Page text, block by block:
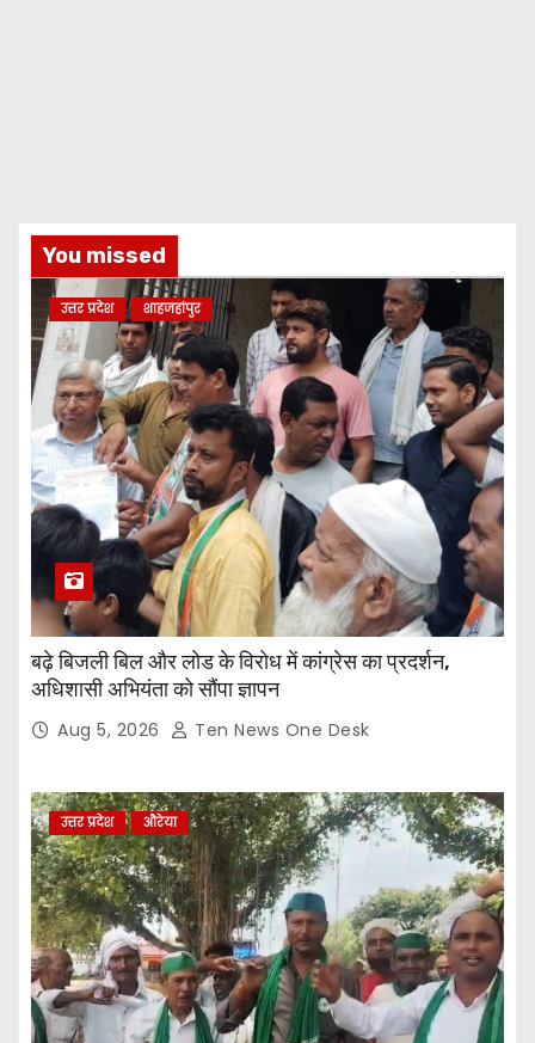
You missed
उत्तर प्रदेश शाहजहांपुर
बढ़े बिजली बिल और लोड के विरोध में कांग्रेस का प्रदर्शन,
अधिशासी अभियंता को सौंपा ज्ञापन
Aug 5, 2026 Ten News One Desk
उत्तर प्रदेश औरेया